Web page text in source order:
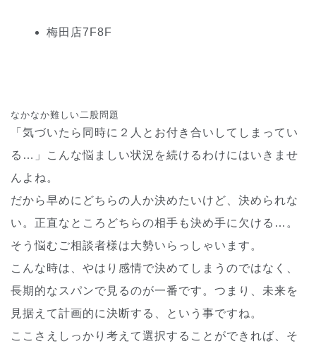
梅田 店7 F8F
なかなか難しい二股問題
「気づいたら同時に２人とお付き合いしてしまってい
る…」こんな悩ましい状況を続けるわけにはいきませ
んよね。
だから早めにどちらの人か決めたいけど、決められな
い。正直なところどちらの相手も決め手に欠ける…。
そう悩むご相談者様は大勢いらっしゃいます。
こんな時は、やはり感情で決めてしまうのではなく、
長期的なスパンで見るのが一番です。つまり、未来を
見据えて計画的に決断する、という事ですね。
ここさえしっかり考えて選択することができれば、そ